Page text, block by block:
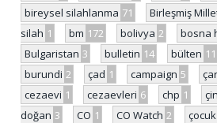
bireysel silahlanma 71 Birleşmiş
silah 1 bm 172 bolivya 2 bosna
Bulgaristan 3 bulletin 14 bülten 11
burundi 2 çad 1 campaign 5
cezaevi 1 cezaevleri 6 chp 1 çin
doğan 3 CO 1 CO Watch 2 çocuk